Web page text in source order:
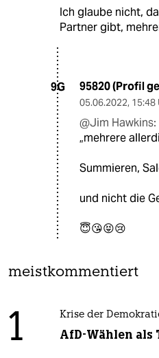
Ich glaube nicht,
Partner gibt,
9G 95820 (Profil
05.06.2022, 15:48
@Jim Hawkins:
„mehrere
Summieren,
und nicht die
😇😘😝😢
meistkommentiert
1 Krise der
AfD-Wählen als